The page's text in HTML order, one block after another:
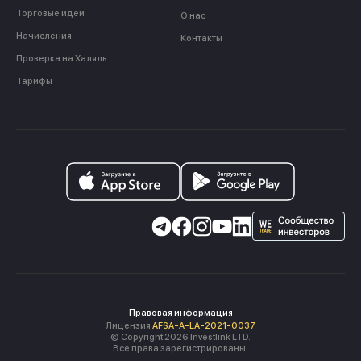
Торговые идеи
Начисления
Проверка на Халяль
Тарифы
О нас
Контакты
Правовая информация
Лицензия AFSA-A-LA-2021-0037
© Copyright 2026 Investlink LTD.
Все права зарегистрированы.